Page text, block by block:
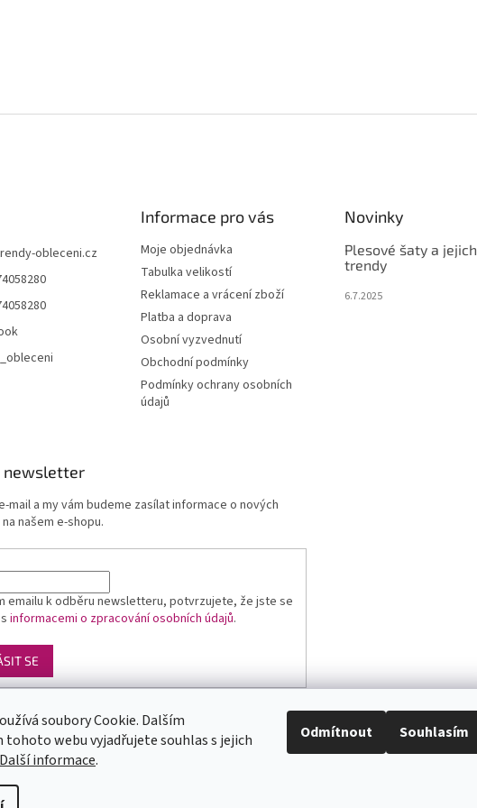
soubory Cookie. Dalším
tohoto webu vyjadřujete souhlas s jejich
Další informace.
Odmítnout Souhlasím
obleceni.cz
Informace pro vás
Moje objednávka
Tabulka velikostí
Reklamace a vrácení zboží
Platba a doprava
Osobní vyzvednutí
Obchodní podmínky
Podmínky ochrany osobních
údajů
Novinky
Plesové šaty a jejich
trendy
6.7.2025
newsletter
mail a my vám budeme zasílat informace o nových
našem e-shopu.
emailu k odběru newsletteru, potvrzujete, že jste se
informacemi o zpracování osobních údajů.
SE
Luxusní pánská móda GLAMI Levné ubytování v Orlických horách